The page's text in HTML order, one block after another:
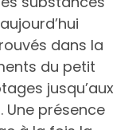
dans la
du petit
jusqu’aux
Une présence